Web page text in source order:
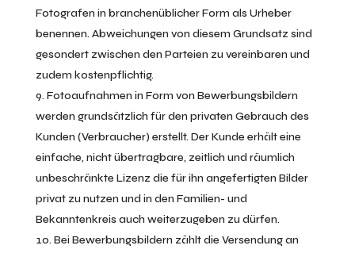
Fotografen in branchenüblicher Form als Urheber
benennen. Abweichungen von diesem Grundsatz sind
gesondert zwischen den Parteien zu vereinbaren und
zudem kostenpflichtig.
Fotoaufnahmen in Form von Bewerbungsbildern
werden grundsätzlich für den privaten Gebrauch des
Kunden (Verbraucher) erstellt. Der Kunde erhält eine
einfache, nicht übertragbare, zeitlich und räumlich
unbeschränkte Lizenz die für ihn angefertigten Bilder
privat zu nutzen und in den Familien- und
Bekanntenkreis auch weiterzugeben zu dürfen.
Bei Bewerbungsbildern zählt die Versendung an